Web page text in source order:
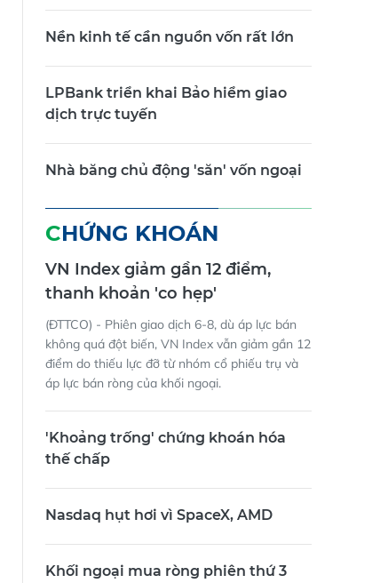
Nền kinh tế cần nguồn vốn rất lớn
LPBank triển khai Bảo hiểm giao
dịch trực tuyến
Nhà băng chủ động 'săn' vốn ngoại
CHỨNG KHOÁN
VN Index giảm gần 12 điểm,
thanh khoản 'co hẹp'
(ĐTTCO) - Phiên giao dịch 6-8, dù áp lực bán
không quá đột biến, VN Index vẫn giảm gần 12
điểm do thiếu lực đỡ từ nhóm cổ phiếu trụ và
áp lực bán ròng của khối ngoại.
'Khoảng trống' chứng khoán hóa
thế chấp
Nasdaq hụt hơi vì SpaceX, AMD
Khối ngoại mua ròng phiên thứ 3